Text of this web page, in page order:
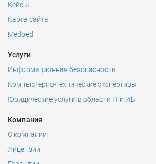
Кейсы
Карта сайта
Medoed
Услуги
Информационная безопасность
Компьютерно-технические экспертизы
Юридические услуги в области IT и ИБ
Компания
О компании
Лицензии